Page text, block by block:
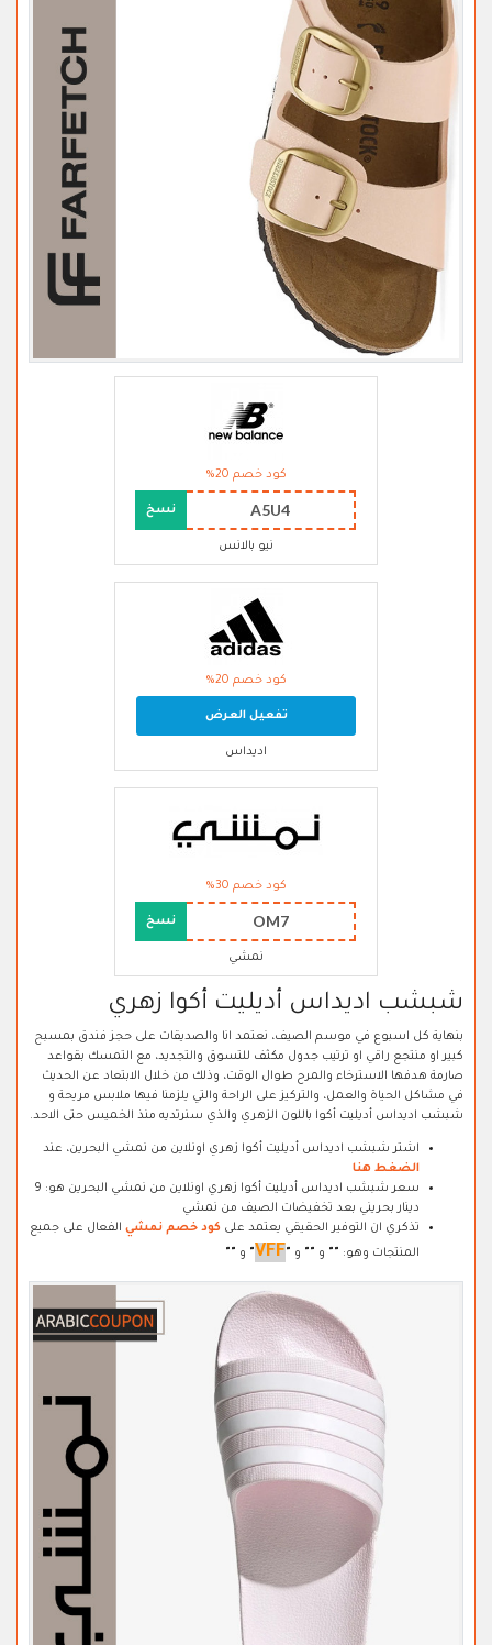
كود خصم 20%
A5U4 نسخ
نيو بالانس
كود خصم 20%
تفعيل العرض
اديداس
كود خصم 30%
OM7 نسخ
نمشي
شبشب اديداس أديليت أكوا زهري
بنهاية كل اسبوع في موسم الصيف، نعتمد انا والصديقات على حجز فندق بمسبح
كبير او منتجع راقي او ترتيب جدول مكثف للتسوق والتجديد، مع التمسك بقواعد
صارمة هدفها الاسترخاء والمرح طوال الوقت، وذلك من خلال الابتعاد عن الحديث
في مشاكل الحياة والعمل، والتركيز على الراحة والتي يلزمنا فيها ملابس مريحة و
شبشب اديداس أديليت أكوا باللون الزهري والذي سنرتديه منذ الخميس حتى الاحد.
اشتر شبشب اديداس أديليت أكوا زهري اونلاين من نمشي البحرين، عند
الضغط هنا
سعر شبشب اديداس أديليت أكوا زهري اونلاين من نمشي البحرين هو: 9
دينار بحريني بعد تخفيضات الصيف من نمشي
تذكري ان التوفير الحقيقي يعتمد على كود خصم نمشي الفعال على جميع
المنتجات وهو: "
" و "
" و "
VFF
" و "
"